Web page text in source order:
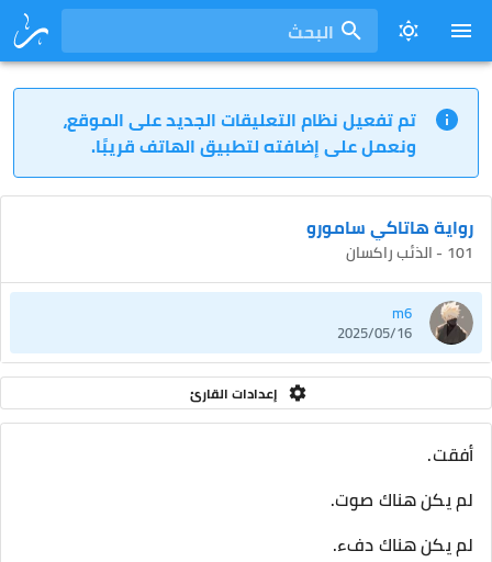
البحث
تم تفعيل نظام التعليقات الجديد على الموقع،
ونعمل على إضافته لتطبيق الهاتف قريبًا.
رواية هاتاكي سامورو
101 - الذئب راكسان
m6
2025/05/16
إعدادات القارئ
أفقت.
لم يكن هناك صوت.
لم يكن هناك دفء.